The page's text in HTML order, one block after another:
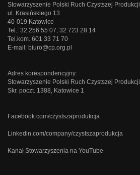
Stowarzyszenie Polski Ruch Czystszej Produkcji
ul. Krasińskiego 13
40-019 Katowice
Tel.: 32 256 55 07, 32 723 28 14
Tel.kom. 601 33 71 70
E-mail: biuro@cp.org.pl
Adres korespondencyjny:
Stowarzyszenie Polski Ruch Czystszej Produkcji
Skr. poczt. 1388, Katowice 1
Facebook.com/czystszaprodukcja
Linkedin.com/company/czystszaprodukcja
Kanał Stowarzyszenia na YouTube